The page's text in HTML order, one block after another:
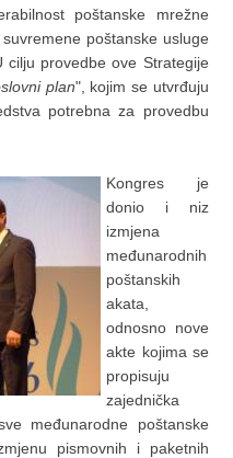
poštanske mrežne
poštanske usluge
cilju provedbe ove Strategije
plan", kojim se utvrđuju
potrebna za provedbu
Kongres je
donio i niz
izmjena
međunarodnih
poštanskih
akata,
odnosno nove
akte kojima se
propisuju
zajednička
međunarodne poštanske
pismovnih i paketnih